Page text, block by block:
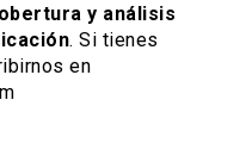
y análisis
. Si tienes
en